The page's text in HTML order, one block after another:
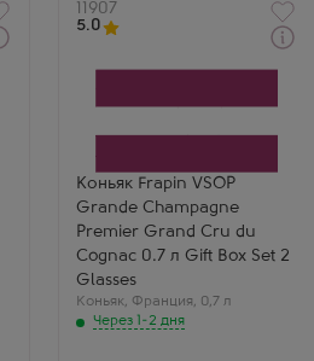
Артикул
11907
5.0
Коньяк Frapin VSOP
Grande Champagne
Premier Grand Cru du
Cognac 0.7 л Gift Box Set 2
Glasses
Коньяк, Франция, 0,7 л
Через 1-2 дня
Шампань Премье Гран
Frapin
Регион
Гранд Шампань, Коньяк
Выдержка
10 лет
Нина Ильина
Фрапен ВСОП с
бокалами —
отличный сет для
подарка или себе.